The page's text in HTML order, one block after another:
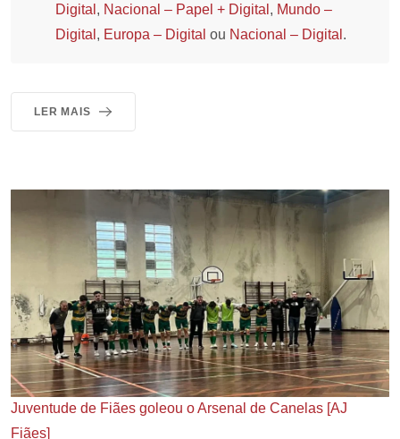
Digital , Nacional – Papel + Digital , Mundo –
Digital , Europa – Digital ou Nacional – Digital .
LER MAIS
Juventude de Fiães goleou o Arsenal de Canelas [AJ
Fiães]